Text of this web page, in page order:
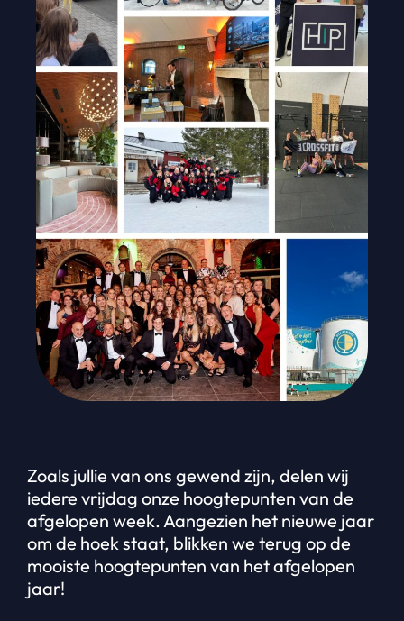
Zoals jullie van ons gewend zijn, delen wij
iedere vrijdag onze hoogtepunten van de
afgelopen week. Aangezien het nieuwe jaar
om de hoek staat, blikken we terug op de
mooiste hoogtepunten van het afgelopen
jaar!